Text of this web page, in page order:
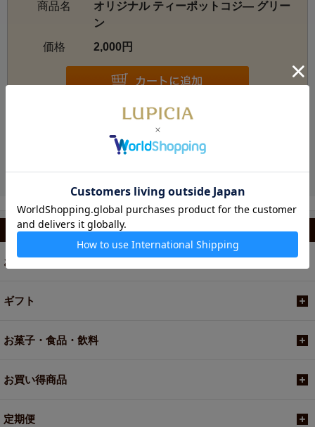
商品名
オリジナル ティーポットコジ― グリー
ン
価格
2,000円
お電話でのご注文・お問い合わせ
カテゴリから選ぶ
お茶
ギフト
お菓子・食品・飲料
お買い得商品
定期便